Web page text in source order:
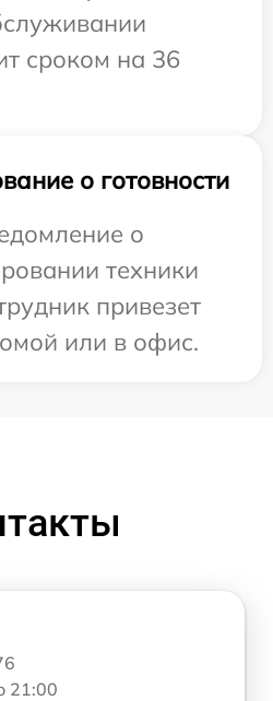
сроком на 36
о готовности
о
техники
привезет
или в офис.
21:00